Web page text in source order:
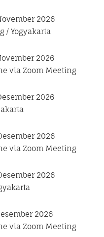
2026
/ Yogyakarta
2026
via Zoom Meeting
2026
2026
via Zoom Meeting
2026
2026
via Zoom Meeting